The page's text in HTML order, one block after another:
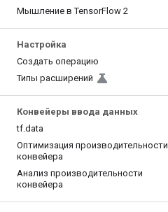
Мышление в TensorFlow 2
Настройка
Создать операцию
Типы расширений
Конвейеры ввода данных
tf.data
Оптимизация производительности
конвейера
Анализ производительности
конвейера